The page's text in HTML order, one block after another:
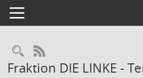
Toggle navigation
Rechercheauswahl
RSS-Feed
Fraktion DIE LINKE -